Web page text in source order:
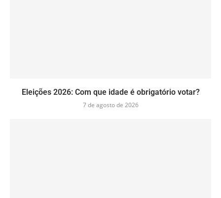
Eleições 2026: Com que idade é obrigatório votar?
7 de agosto de 2026